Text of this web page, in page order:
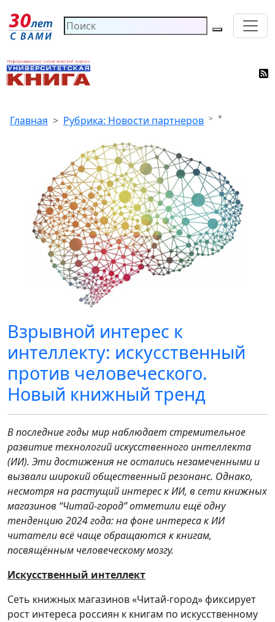
Главная Рубрика: Новости партнеров *
Взрывной интерес к
интеллекту: искусственный
против человеческого.
Новый книжный тренд
В последние годы мир наблюдает стремительное
развитие технологий искусственного интеллекта
(ИИ). Эти достижения не остались незамеченными и
вызвали широкий общественный резонанс. Однако,
несмотря на растущий интерес к ИИ, в сети книжных
магазинов “Читай-город” отметили ещё одну
тенденцию 2024 года: на фоне интереса к ИИ
читатели всё чаще обращаются к книгам,
посвящённым человеческому мозгу.
Искусственный интеллект
Сеть книжных магазинов «Читай-город» фиксирует
рост интереса россиян к книгам по искусственному